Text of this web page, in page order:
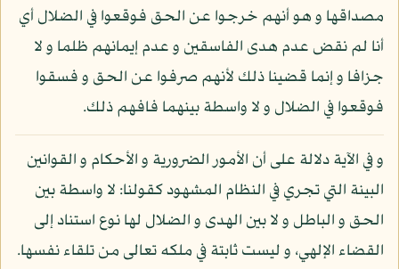
مصداقها و هو أنهم خرجوا عن الحق فوقعوا في الضلال أي
أنا لم نقض عدم هدى الفاسقين و عدم إيمانهم ظلما و لا
جزافا و إنما قضينا ذلك لأنهم صرفوا عن الحق و فسقوا
فوقعوا في الضلال و لا واسطة بينهما فافهم ذلك.
و في الآية دلالة على أن الأمور الضرورية و الأحكام و القوانين
البينة التي تجري في النظام المشهود كقولنا: لا واسطة بين
الحق و الباطل و لا بين الهدى و الضلال لها نوع استناد إلى
القضاء الإلهي، و ليست ثابتة في ملكه تعالى من تلقاء نفسها.